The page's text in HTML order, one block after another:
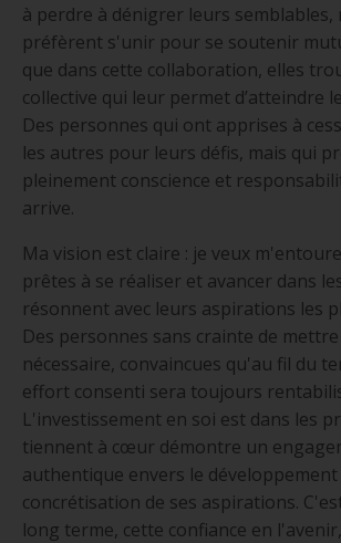
à perdre à dénigrer leurs semblables,
préfèrent s'unir pour se soutenir
que dans cette collaboration, elles
collective qui leur permet d’atteindre
Des personnes qui ont apprises à
les autres pour leurs défis, mais qui
pleinement conscience et
arrive.
Ma vision est claire : je veux
prêtes à se réaliser et avancer dans
résonnent avec leurs aspirations les
Des personnes sans crainte de mettre
nécessaire, convaincues qu'au fil du
effort consenti sera toujours
L'investissement en soi est dans les
tiennent à cœur démontre un
authentique envers le
concrétisation de ses aspirations.
long terme, cette confiance en